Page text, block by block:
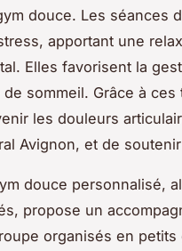
douce. Les séances
apportant une
Elles favorisent la
sommeil. Grâce à
les douleurs
Avignon, et de
douce personnalisé,
propose un
organisés en